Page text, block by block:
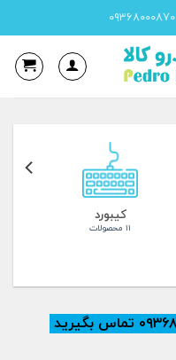
۰۹۳۶۸۰۰۰۸۷۰
کیبورد
۱۱ محصولات